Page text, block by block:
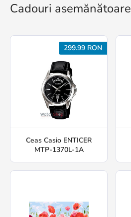
Cadouri asemănătoare
299.99 RON
Ceas Casio ENTICER
MTP-1370L-1A